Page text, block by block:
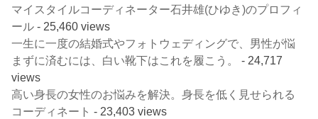
マイスタイルコーディネーター石井雄(ひゆき)のプロフィ
ール - 25,460 views
一生に一度の結婚式やフォトウェディングで、男性が悩
まずに済むには、白い靴下はこれを履こう。
- 24,717
views
高い身長の女性のお悩みを解決。身長を低く見せられる
コーディネート - 23,403 views